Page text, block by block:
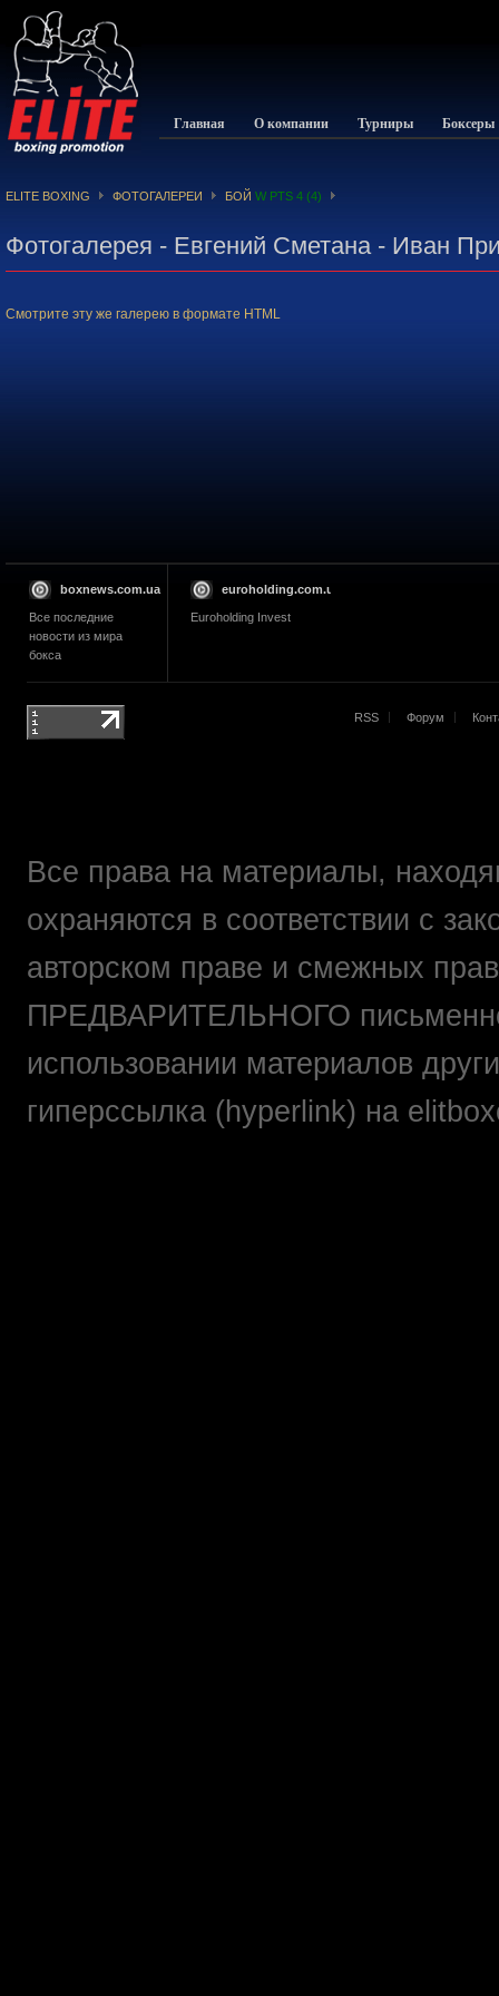
Главная О компании Турниры Боксеры
ELITE BOXING ФОТОГАЛЕРЕИ БОЙ W PTS 4 (4)
Фотогалерея - Евгений Сметана - Иван
Смотрите эту же галерею в формате HTML
boxnews.com.ua
Все последние
новости из мира
бокса
euroholding.com.ua
Euroholding Invest
RSS Форум
Все права на материалы,
охраняются в соответствии с
авторском праве и смежных
ПРЕДВАРИТЕЛЬНОГО
использовании материалов
гиперссылка (hyperlink) на